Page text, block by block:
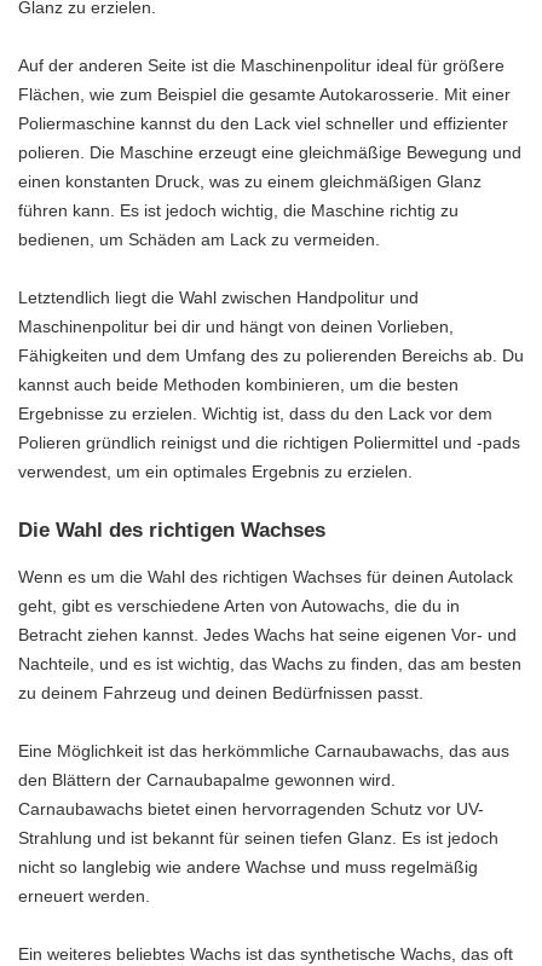
Glanz zu erzielen.
Auf der anderen Seite ist die Maschinenpolitur ideal für größere
Flächen, wie zum Beispiel die gesamte Autokarosserie. Mit einer
Poliermaschine kannst du den Lack viel schneller und effizienter
polieren. Die Maschine erzeugt eine gleichmäßige Bewegung und
einen konstanten Druck, was zu einem gleichmäßigen Glanz
führen kann. Es ist jedoch wichtig, die Maschine richtig zu
bedienen, um Schäden am Lack zu vermeiden.
Letztendlich liegt die Wahl zwischen Handpolitur und
Maschinenpolitur bei dir und hängt von deinen Vorlieben,
Fähigkeiten und dem Umfang des zu polierenden Bereichs ab. Du
kannst auch beide Methoden kombinieren, um die besten
Ergebnisse zu erzielen. Wichtig ist, dass du den Lack vor dem
Polieren gründlich reinigst und die richtigen Poliermittel und -pads
verwendest, um ein optimales Ergebnis zu erzielen.
Die Wahl des richtigen Wachses
Wenn es um die Wahl des richtigen Wachses für deinen Autolack
geht, gibt es verschiedene Arten von Autowachs, die du in
Betracht ziehen kannst. Jedes Wachs hat seine eigenen Vor- und
Nachteile, und es ist wichtig, das Wachs zu finden, das am besten
zu deinem Fahrzeug und deinen Bedürfnissen passt.
Eine Möglichkeit ist das herkömmliche Carnaubawachs, das aus
den Blättern der Carnaubapalme gewonnen wird.
Carnaubawachs bietet einen hervorragenden Schutz vor UV-
Strahlung und ist bekannt für seinen tiefen Glanz. Es ist jedoch
nicht so langlebig wie andere Wachse und muss regelmäßig
erneuert werden.
Ein weiteres beliebtes Wachs ist das synthetische Wachs, das oft